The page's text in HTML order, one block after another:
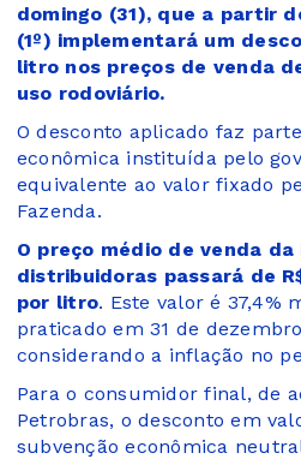
domingo (31), que a partir
(1º) implementará um
litro nos preços de venda
uso rodoviário.
O desconto aplicado faz
econômica instituída pelo
equivalente ao valor fixado
Fazenda.
O preço médio de venda
distribuidoras passará de
por litro. Este valor é 37,4%
praticado em 31 de
considerando a inflação no
Para o consumidor final, de
Petrobras, o desconto em
subvenção econômica